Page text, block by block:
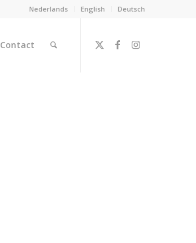
Nederlands English Deutsch
Contact